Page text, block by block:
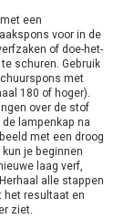
een
voor in de
of doe-het-
schuren. Gebruik
met
180 of hoger).
over de stof
lampenkap na
met een droog
je beginnen
laag verf,
alle stappen
het resultaat en
ziet.